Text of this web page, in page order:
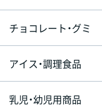
チョコレート・グミ
アイス・調理食品
乳児・幼児用商品